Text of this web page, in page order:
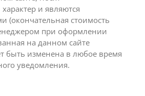
и являются
(окончательная стоимость
при оформлении
на данном сайте
быть изменена в любое время
уведомления.